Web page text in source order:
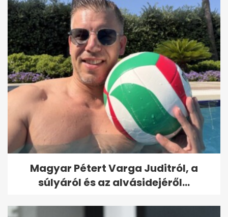
Magyar Pétert Varga Juditról, a
súlyáról és az alvásidejéről...